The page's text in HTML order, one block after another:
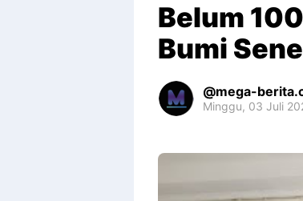
Belum
Bumi
mega-
Minggu, 03 Juli